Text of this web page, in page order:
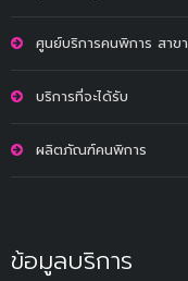
ศูนย์บริการคนพิการ สาขา
บริการที่จะได้รับ
ผลิตภัณฑ์คนพิการ
ข้อมูลบริการ